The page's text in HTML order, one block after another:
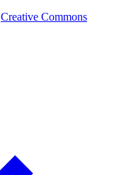
Creative Commons